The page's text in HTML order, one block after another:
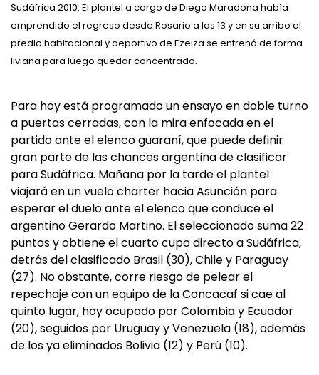
Sudáfrica 2010. El plantel a cargo de Diego Maradona había
emprendido el regreso desde Rosario a las 13 y en su arribo al
predio habitacional y deportivo de Ezeiza se entrenó de forma
liviana para luego quedar concentrado.
Para hoy está programado un ensayo en doble turno
a puertas cerradas, con la mira enfocada en el
partido ante el elenco guaraní, que puede definir
gran parte de las chances argentina de clasificar
para Sudáfrica. Mañana por la tarde el plantel
viajará en un vuelo charter hacia Asunción para
esperar el duelo ante el elenco que conduce el
argentino Gerardo Martino. El seleccionado suma 22
puntos y obtiene el cuarto cupo directo a Sudáfrica,
detrás del clasificado Brasil (30), Chile y Paraguay
(27). No obstante, corre riesgo de pelear el
repechaje con un equipo de la Concacaf si cae al
quinto lugar, hoy ocupado por Colombia y Ecuador
(20), seguidos por Uruguay y Venezuela (18), además
de los ya eliminados Bolivia (12) y Perú (10).